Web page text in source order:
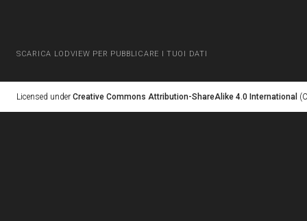
SCARICA LODVIEW PER PUBBLICARE I TUOI DATI
Licensed under Creative Commons Attribution-ShareAlike 4.0 International